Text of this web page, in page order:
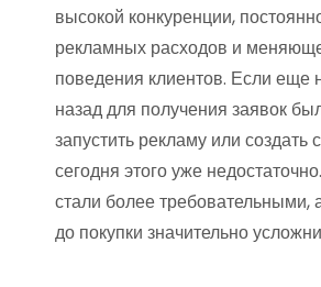
высокой конкуренции,
рекламных расходов и
поведения клиентов. Если еще
назад для получения заявок
запустить рекламу или создать
сегодня этого уже
стали более требовательными,
до покупки значительно